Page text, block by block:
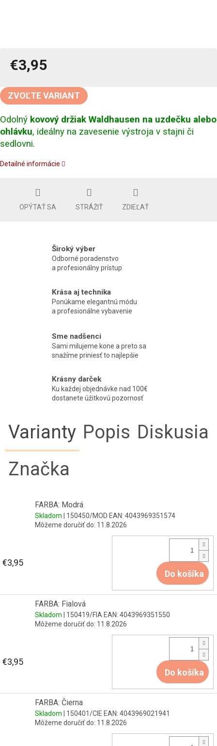
€3,95
cena:
ZVOĽTE VARIANT
Odolný kovový držiak Waldhausen na uzdečku alebo
ohlávku, ideálny na zavesenie výstroja v stajni či
sedlovni.
Detailné informácie
OPÝTAŤ SA STRÁŽIŤ ZDIEĽAŤ
Široký výber
Odborné poradenstvo
a profesionálny prístup
Krása aj technika
Ponúkame elegantnú módu
a profesionálne vybavenie
Sme nadšenci
Sami milujeme kone a preto sa
snažíme priniesť to najlepšie
Krásny darček
Ku každej objednávke nad 100€
dostanete úžitkovú pozornosť
Varianty Popis Diskusia
Značka
FARBA: Modrá
Skladom | 150450/MOD EAN: 4043969351574
Môžeme doručiť do: 11.8.2026
€3,95
Do košíka
FARBA: Fialová
Skladom | 150419/FIA EAN: 4043969351550
Môžeme doručiť do: 11.8.2026
€3,95
Do košíka
FARBA: Čierna
Skladom | 150401/CIE EAN: 4043969021941
Môžeme doručiť do: 11.8.2026